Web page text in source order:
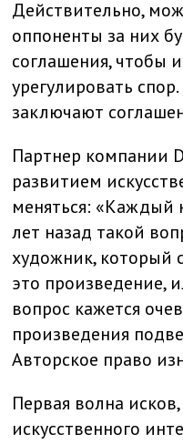
Действительно,
оппоненты за них
соглашения, чтобы
урегулировать
заключают
Партнер компании
развитием
меняться: «Каждый
лет назад такой
художник, который
это произведение,
вопрос кажется
произведения
Авторское право
Первая волна
искусственного